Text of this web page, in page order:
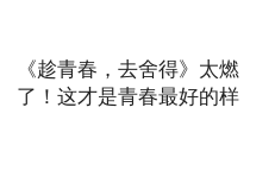
《趁青春，去舍得》太燃
了！这才是青春最好的样